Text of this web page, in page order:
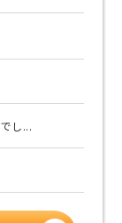
し...